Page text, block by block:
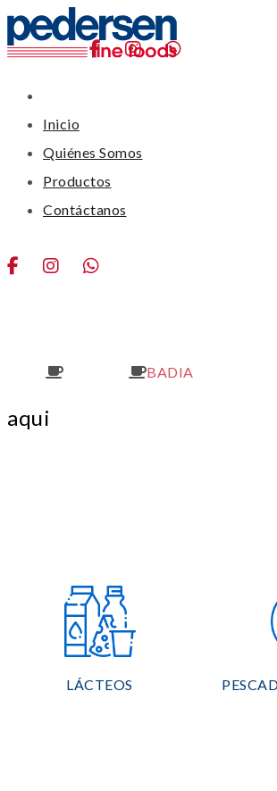
Inicio
Quiénes Somos
Productos
Contáctanos
BADIA
aqui
LÁCTEOS